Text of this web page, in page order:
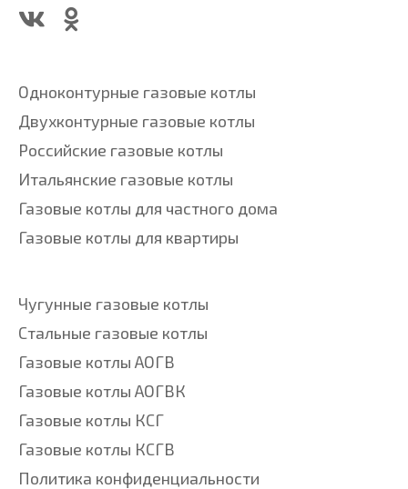
Одноконтурные газовые котлы
Двухконтурные газовые котлы
Российские газовые котлы
Итальянские газовые котлы
Газовые котлы для частного дома
Газовые котлы для квартиры
Чугунные газовые котлы
Стальные газовые котлы
Газовые котлы АОГВ
Газовые котлы АОГВК
Газовые котлы КСГ
Газовые котлы КСГВ
Политика конфиденциальности